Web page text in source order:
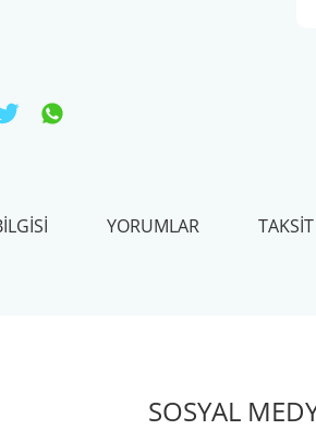
YORUMLAR
SOSYAL